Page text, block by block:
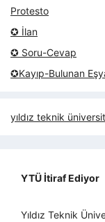
Protesto
✪ İlan
✪ Soru-Cevap
✪Kayıp-Bulunan
yıldız teknik
YTÜ İtiraf Ediyor
Yıldız Teknik